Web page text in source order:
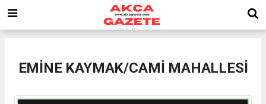
EMİNE KAYMAK/CAMİ MAHALLESİ